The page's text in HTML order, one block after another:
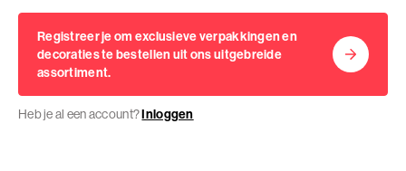
Registreer je om exclusieve verpakkingen en
decoraties te bestellen uit ons uitgebreide
assortiment.
Heb je al een account?Inloggen